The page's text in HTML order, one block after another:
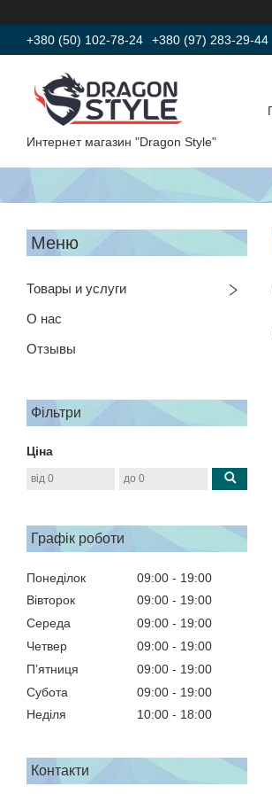
+380 (50) 102-78-24 +380 (97) 283-29-44
Интернет магазин "Dragon Style"
Товары и услуги
О нас
Отзывы
Фільтри
Ціна
Графік роботи
Понеділок 09:00
19:00
Вівторок
09:00
19:00
Середа
09:00
19:00
Четвер
09:00
19:00
Пʼятниця
09:00
19:00
Субота
09:00
19:00
Неділя
10:00 18:00
Контакти